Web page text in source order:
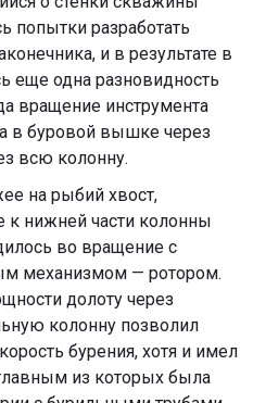
попытки разработать
и в результате в
еще одна разновидность
вращение инструмента
в буровой вышке через
всю колонну.
на рыбий хвост,
к нижней части колонны
во вращение с
механизмом — ротором.
долоту через
колонну позволил
бурения, хотя и имел
из которых была